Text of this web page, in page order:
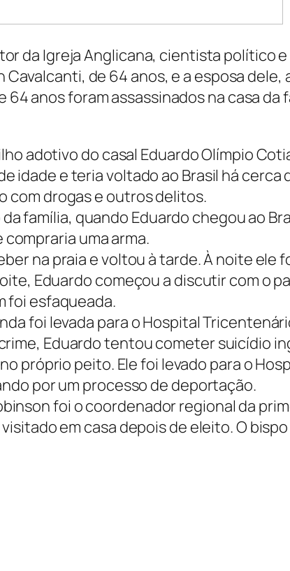
da Igreja Anglicana, cientista político
Cavalcanti, de 64 anos, e a esposa
anos foram assassinados na casa da
adotivo do casal Eduardo Olímpio
idade e teria voltado ao Brasil há
com drogas e outros delitos.
família, quando Eduardo chegou ao
uma arma.
na praia e voltou à tarde. À noite ele
Eduardo começou a discutir com o
foi esfaqueada.
foi levada para o Hospital
Eduardo tentou cometer suicídio
próprio peito. Ele foi levado para o
por um processo de deportação.
foi o coordenador regional da
em casa depois de eleito. O